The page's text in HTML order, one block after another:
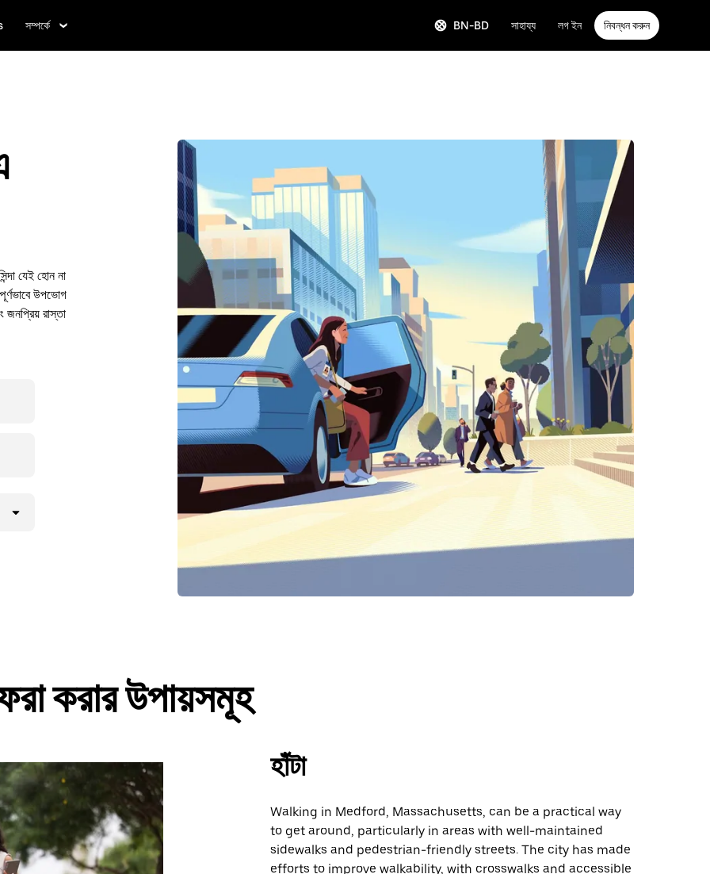
সম্পর্কে BN-BD সাহায্য লগ ইন নিবন্ধন করুন
যেই হোন না
উপভোগ
জনপ্রিয় রাস্তা
করার উপায়সমূহ
হাঁটা
Walking in Medford, Massachusetts, can be a practical way
to get around, particularly in areas with well-maintained
sidewalks and pedestrian-friendly streets. The city has made
efforts to improve walkability, with crosswalks and accessible